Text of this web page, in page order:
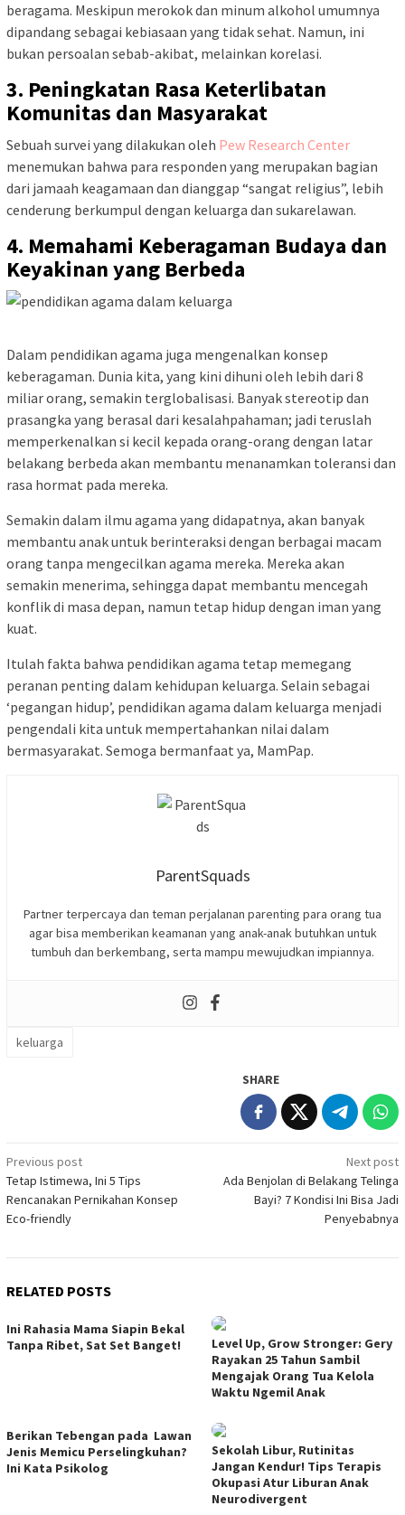
beragama. Meskipun merokok dan minum alkohol umumnya
dipandang sebagai kebiasaan yang tidak sehat. Namun, ini
bukan persoalan sebab-akibat, melainkan korelasi.
3. Peningkatan Rasa Keterlibatan
Komunitas dan Masyarakat
Sebuah survei yang dilakukan oleh Pew Research Center
menemukan bahwa para responden yang merupakan bagian
dari jamaah keagamaan dan dianggap “sangat religius”, lebih
cenderung berkumpul dengan keluarga dan sukarelawan.
4. Memahami Keberagaman Budaya dan
Keyakinan yang Berbeda
Dalam pendidikan agama juga mengenalkan konsep
keberagaman. Dunia kita, yang kini dihuni oleh lebih dari 8
miliar orang, semakin terglobalisasi. Banyak stereotip dan
prasangka yang berasal dari kesalahpahaman; jadi teruslah
memperkenalkan si kecil kepada orang-orang dengan latar
belakang berbeda akan membantu menanamkan toleransi dan
rasa hormat pada mereka.
Semakin dalam ilmu agama yang didapatnya, akan banyak
membantu anak untuk berinteraksi dengan berbagai macam
orang tanpa mengecilkan agama mereka. Mereka akan
semakin menerima, sehingga dapat membantu mencegah
konflik di masa depan, namun tetap hidup dengan iman yang
kuat.
Itulah fakta bahwa pendidikan agama tetap memegang
peranan penting dalam kehidupan keluarga. Selain sebagai
‘pegangan hidup’, pendidikan agama dalam keluarga menjadi
pengendali kita untuk mempertahankan nilai dalam
bermasyarakat. Semoga bermanfaat ya, MamPap.
ParentSquads
Partner terpercaya dan teman perjalanan parenting para orang tua
agar bisa memberikan keamanan yang anak-anak butuhkan untuk
tumbuh dan berkembang, serta mampu mewujudkan impiannya.
keluarga
SHARE
Post
navigation
Previous post
Tetap Istimewa, Ini 5 Tips
Rencanakan Pernikahan Konsep
Eco-friendly
Next post
Ada Benjolan di Belakang Telinga
Bayi? 7 Kondisi Ini Bisa Jadi
Penyebabnya
RELATED POSTS
Ini Rahasia Mama Siapin Bekal
Tanpa Ribet, Sat Set Banget!
Level Up, Grow Stronger: Gery
Rayakan 25 Tahun Sambil
Mengajak Orang Tua Kelola
Waktu Ngemil Anak
Berikan Tebengan pada Lawan
Jenis Memicu Perselingkuhan?
Ini Kata Psikolog
Sekolah Libur, Rutinitas
Jangan Kendur! Tips Terapis
Okupasi Atur Liburan Anak
Neurodivergent